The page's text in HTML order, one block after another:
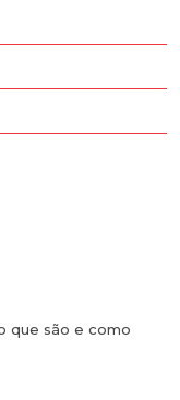
que são e como